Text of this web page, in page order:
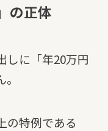
の正体
しに「年20万円
の特例である